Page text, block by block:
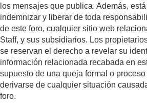
los mensajes que publica. Además,
indemnizar y liberar de toda
de este foro, cualquier sitio web
Staff, y sus subsidiarios. Los
se reservan el derecho a revelar su
información relacionada recabada en
supuesto de una queja formal o
derivarse de cualquier situación
foro.